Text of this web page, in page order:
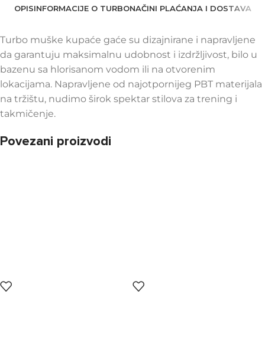
OPISINFORMACIJE O TURBONAČINI PLAĆANJA I DOSTAVA
Turbo muške kupaće gaće su dizajnirane i napravljene
da garantuju maksimalnu udobnost i izdržljivost, bilo u
bazenu sa hlorisanom vodom ili na otvorenim
lokacijama. Napravljene od najotpornijeg PBT materijala
na tržištu, nudimo širok spektar stilova za trening i
takmičenje.
Povezani proizvodi